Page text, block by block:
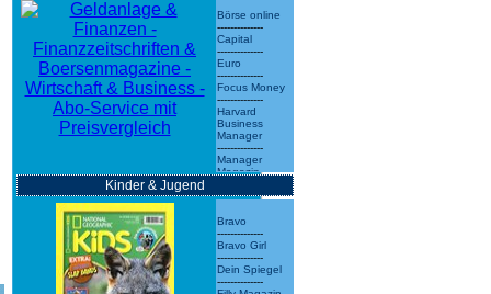
--------------
Für Sie
--------------
Grazia
--------------
Madame
--------------
Neue Welt
--------------
mehr »
Börse online
--------------
Capital
--------------
Euro
--------------
Focus Money
--------------
Harvard
Business
Manager
--------------
Manager
Magazin
Wirtschafts-
--------------
mehr »
Kinder & Jugend
Bravo
--------------
Bravo Girl
--------------
Dein Spiegel
--------------